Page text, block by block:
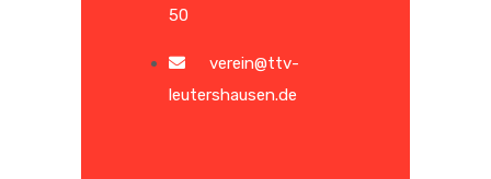
50
verein@ttv-
leutershausen.de